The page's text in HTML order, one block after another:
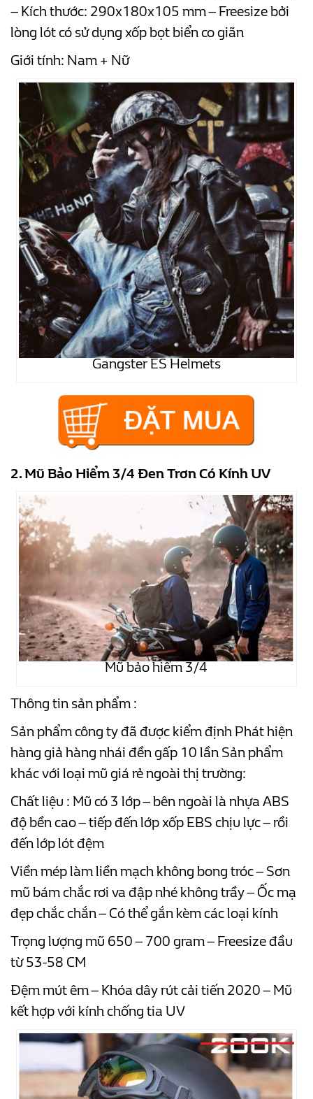
– Kích thước: 290x180x105 mm – Freesize bởi
lòng lót có sử dụng xốp bọt biển co giãn
Giới tính: Nam + Nữ
Gangster ES Helmets
2. Mũ Bảo Hiểm 3/4 Đen Trơn Có Kính UV
Mũ bảo hiểm 3/4
Thông tin sản phẩm :
Sản phẩm công ty đã được kiểm định Phát hiện
hàng giả hàng nhái đền gấp 10 lần Sản phẩm
khác với loại mũ giá rẻ ngoài thị trường:
Chất liệu : Mũ có 3 lớp – bên ngoài là nhựa ABS
độ bền cao – tiếp đến lớp xốp EBS chịu lực – rồi
đến lớp lót đệm
Viền mép làm liền mạch không bong tróc – Sơn
mũ bám chắc rơi va đập nhé không trầy – Ốc mạ
đẹp chắc chắn – Có thể gắn kèm các loại kính
Trọng lượng mũ 650 – 700 gram – Freesize đầu
từ 53-58 CM
Đệm mút êm – Khóa dây rút cải tiến 2020 – Mũ
kết hợp với kính chống tia UV